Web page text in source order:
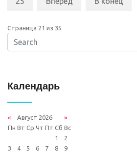
Страница 21 из 35
Календарь
« Август 2026
»
Пн Вт Ср Чт Пт Сб Вс
1
2
3
4 5 6 7 8
9